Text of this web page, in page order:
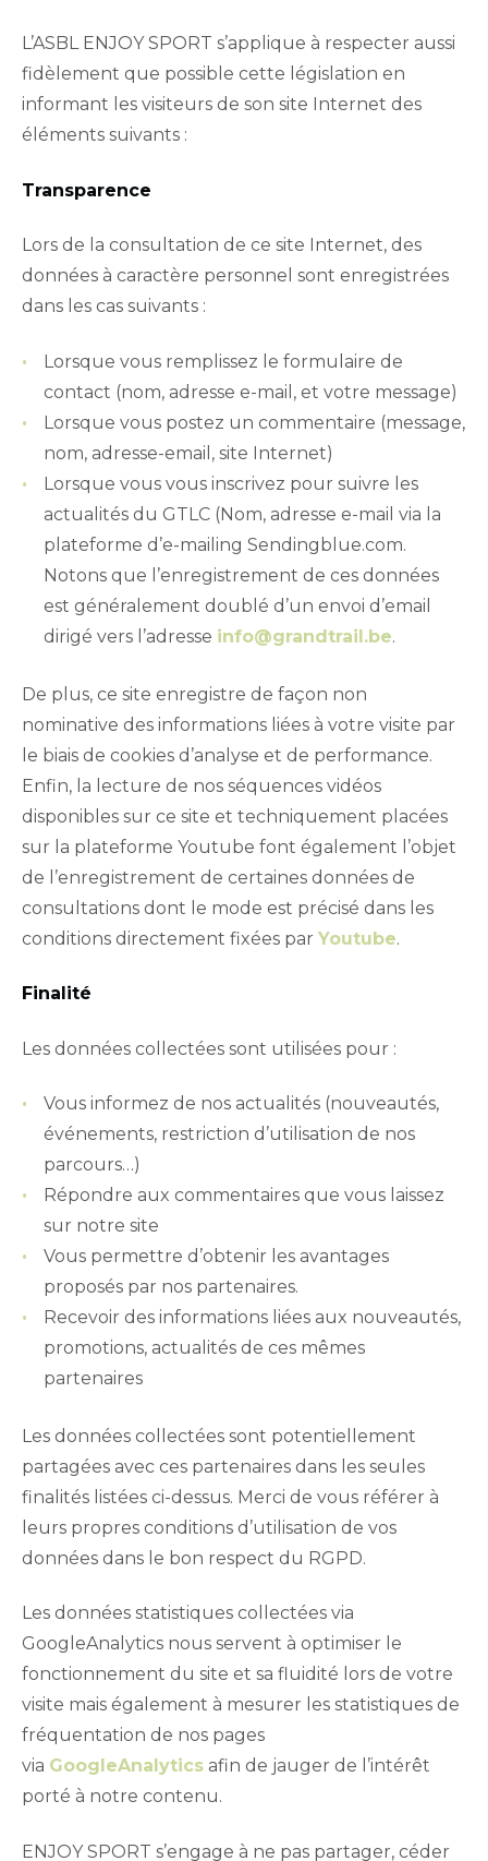
L’ASBL ENJOY SPORT s’applique à respecter aussi
fidèlement que possible cette législation en
informant les visiteurs de son site Internet des
éléments suivants :
Transparence
Lors de la consultation de ce site Internet, des
données à caractère personnel sont enregistrées
dans les cas suivants :
Lorsque vous remplissez le formulaire de
contact (nom, adresse e-mail, et votre message)
Lorsque vous postez un commentaire (message,
nom, adresse-email, site Internet)
Lorsque vous vous inscrivez pour suivre les
actualités du GTLC (Nom, adresse e-mail via la
plateforme d’e-mailing Sendingblue.com.
Notons que l’enregistrement de ces données
est généralement doublé d’un envoi d’email
dirigé vers l’adresse info@grandtrail.be.
De plus, ce site enregistre de façon non
nominative des informations liées à votre visite par
le biais de cookies d’analyse et de performance.
Enfin, la lecture de nos séquences vidéos
disponibles sur ce site et techniquement placées
sur la plateforme Youtube font également l’objet
de l’enregistrement de certaines données de
consultations dont le mode est précisé dans les
conditions directement fixées par Youtube.
Finalité
Les données collectées sont utilisées pour :
Vous informez de nos actualités (nouveautés,
événements, restriction d’utilisation de nos
parcours…)
Répondre aux commentaires que vous laissez
sur notre site
Vous permettre d’obtenir les avantages
proposés par nos partenaires.
Recevoir des informations liées aux nouveautés,
promotions, actualités de ces mêmes
partenaires
Les données collectées sont potentiellement
partagées avec ces partenaires dans les seules
finalités listées ci-dessus. Merci de vous référer à
leurs propres conditions d’utilisation de vos
données dans le bon respect du RGPD.
Les données statistiques collectées via
GoogleAnalytics nous servent à optimiser le
fonctionnement du site et sa fluidité lors de votre
visite mais également à mesurer les statistiques de
fréquentation de nos pages
via GoogleAnalyticsafin de jauger de l’intérêt
porté à notre contenu.
ENJOY SPORT s’engage à ne pas partager, céder